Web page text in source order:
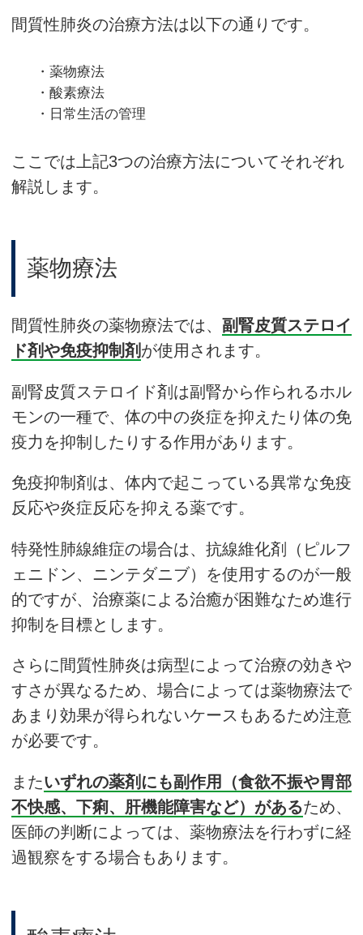
間質性肺炎の治療方法は以下の通りです。
・薬物療法
・酸素療法
・日常生活の管理
ここでは上記3つの治療方法についてそれぞれ
解説します。
薬物療法
間質性肺炎の薬物療法では、 副腎皮質ステロイ
ド剤や免疫抑制剤 が使用されます。
副腎皮質ステロイド剤は副腎から作られるホル
モンの一種で、体の中の炎症を抑えたり体の免
疫力を抑制したりする作用があります。
免疫抑制剤は、体内で起こっている異常な免疫
反応や炎症反応を抑える薬です。
特発性肺線維症の場合は、抗線維化剤（ピルフ
ェニドン、ニンテダニブ）を使用するのが一般
的ですが、治療薬による治癒が困難なため進行
抑制を目標とします。
さらに間質性肺炎は病型によって治療の効きや
すさが異なるため、場合によっては薬物療法で
あまり効果が得られないケースもあるため注意
が必要です。
またいずれの薬剤にも副作用（食欲不振や胃部
不快感、下痢、肝機能障害など）があるため、
医師の判断によっては、薬物療法を行わずに経
過観察をする場合もあります。